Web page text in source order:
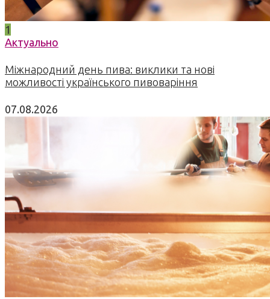
1
Актуально
Міжнародний день пива: виклики та нові
можливості українського пивоваріння
07.08.2026